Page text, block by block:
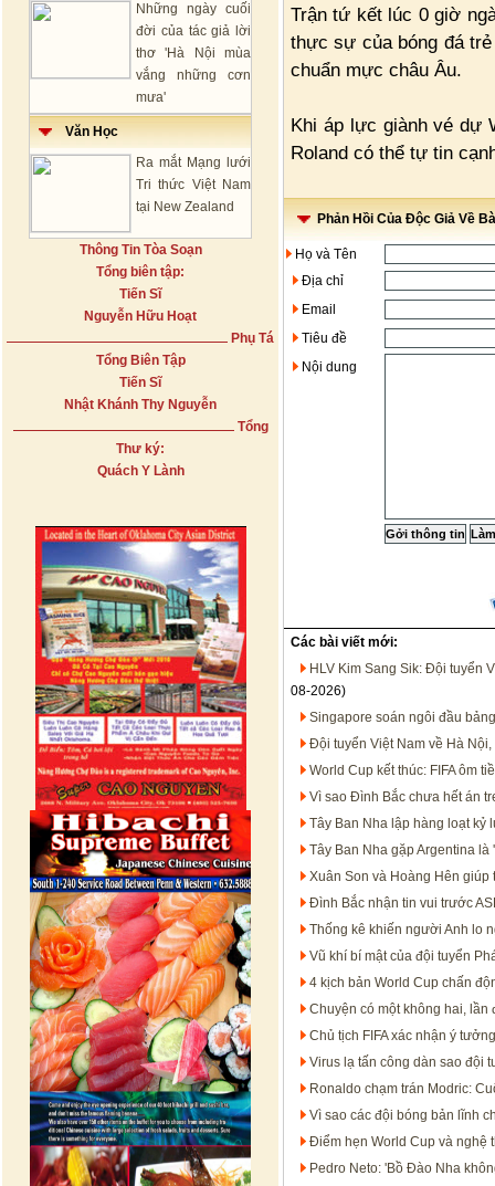
Những ngày cuối
đời của tác giả lời
thơ 'Hà Nội mùa
vắng những cơn
mưa'
Văn Học
Ra mắt Mạng lưới
Tri thức Việt Nam
tại New Zealand
Thông Tin Tòa Soạn
Tổng biên tập:
Tiến Sĩ
Nguyễn Hữu Hoạt
Phụ Tá
Tổng Biên Tập
Tiến Sĩ
Nhật Khánh Thy Nguyễn
Tổng
Thư ký:
Quách Y Lành
Trận tứ kết lúc 0 giờ
thực sự của bóng đá
chuẩn mực châu Âu.
Khi áp lực giành vé dự
Roland có thể tự tin
Phản Hồi Của Độc Giả Về
Họ và Tên
Địa chỉ
Email
Tiêu đề
Nội dung
Các bài viết mới:
HLV Kim Sang Sik: Đội tuyển
08-2026)
Singapore soán ngôi đầu
Đội tuyển Việt Nam về Hà
World Cup kết thúc: FIFA ôm
Vì sao Đình Bắc chưa hết án
Tây Ban Nha lập hàng loạt kỷ
Tây Ban Nha gặp Argentina là
Xuân Son và Hoàng Hên giúp
Đình Bắc nhận tin vui trước
Thống kê khiến người Anh lo
Vũ khí bí mật của đội tuyển
4 kịch bản World Cup chấn
Chuyện có một không hai, lần
Chủ tịch FIFA xác nhận ý
Virus lạ tấn công dàn sao đội
Ronaldo chạm trán Modric:
Vì sao các đội bóng bản lĩnh
Điểm hẹn World Cup và nghệ
Pedro Neto: 'Bồ Đào Nha